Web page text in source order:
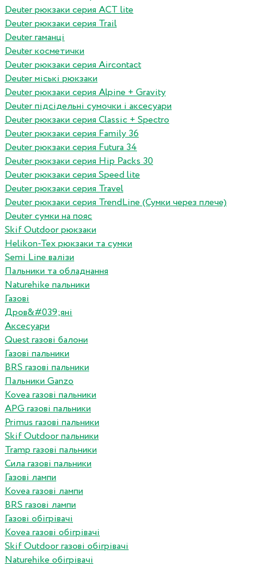
Deuter рюкзаки серия ACT lite
Deuter рюкзаки серия Trail
Deuter гаманці
Deuter косметички
Deuter рюкзаки серия Aircontact
Deuter міські рюкзаки
Deuter рюкзаки серия Alpine + Gravity
Deuter підсідельні сумочки і аксесуари
Deuter рюкзаки серия Classic + Spectro
Deuter рюкзаки серия Family 36
Deuter рюкзаки серия Futura 34
Deuter рюкзаки серия Hip Packs 30
Deuter рюкзаки серия Speed lite
Deuter рюкзаки серия Travel
Deuter рюкзаки серия TrendLine (Сумки через плече)
Deuter сумки на пояс
Skif Outdoor рюкзаки
Helikon-Tex рюкзаки та сумки
Semi Line валізи
Пальники та обладнання
Naturehike пальники
Газові
Дров&#039;яні
Аксесуари
Quest газові балони
Газові пальники
BRS газові пальники
Пальники Ganzo
Kovea газові пальники
APG газові пальники
Primus газові пальники
Skif Outdoor пальники
Tramp газові пальники
Сила газові пальники
Газові лампи
Kovea газові лампи
BRS газові лампи
Газові обігрівачі
Kovea газові обігрівачі
Skif Outdoor газові обігрівачі
Naturehike обігрівачі